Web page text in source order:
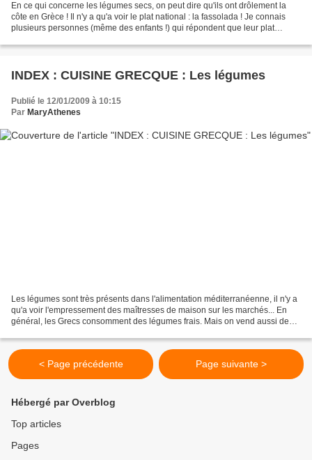
En ce qui concerne les légumes secs, on peut dire qu'ils ont drôlement la
côte en Grèce ! Il n'y a qu'a voir le plat national : la fassolada ! Je connais
plusieurs personnes (même des enfants !) qui répondent que leur plat
INDEX : CUISINE GRECQUE : Les légumes
Publié le 12/01/2009 à 10:15
Par MaryAthenes
Les légumes sont très présents dans l'alimentation méditerranéenne, il n'y a
qu'a voir l'empressement des maîtresses de maison sur les marchés... En
général, les Grecs consomment des légumes frais. Mais on vend aussi des
< Page précédente Page suivante >
Hébergé par Overblog
Top articles
Pages